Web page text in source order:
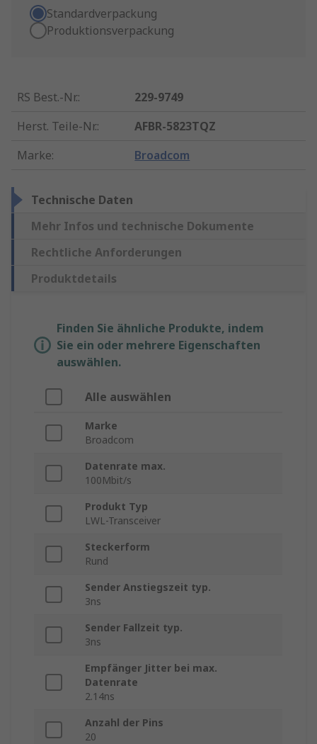
Standardverpackung
Produktionsverpackung
RS Best.-Nr.:
229-9749
Herst. Teile-Nr.:
AFBR-5823TQZ
Marke: Broadcom
Technische Daten
Mehr Infos und technische Dokumente
Rechtliche Anforderungen
Produktdetails
Finden Sie ähnliche Produkte, indem
Sie ein oder mehrere Eigenschaften
auswählen.
Alle auswählen
Marke
Broadcom
Datenrate max.
100Mbit/s
Produkt Typ
LWL-Transceiver
Steckerform
Rund
Sender Anstiegszeit typ.
3ns
Sender Fallzeit typ.
3ns
Empfänger Jitter bei max.
Datenrate
2.14ns
Anzahl der Pins
20